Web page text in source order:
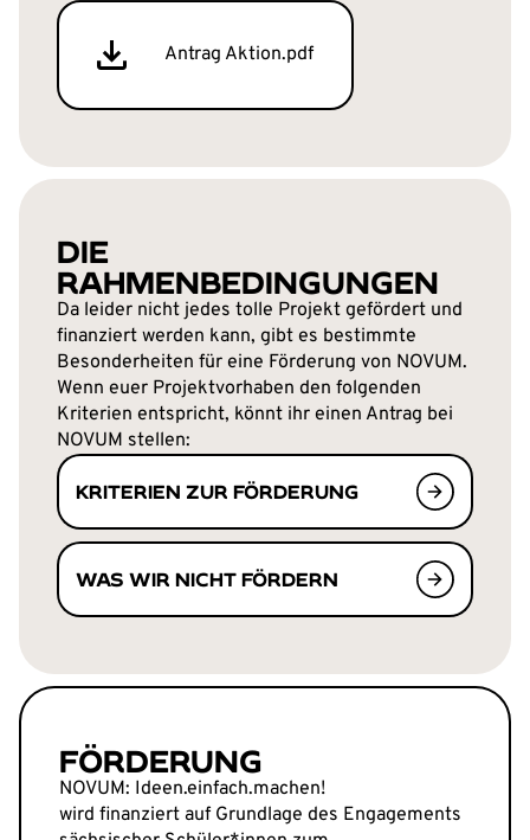
Antrag Aktion.pdf
DIE
RAHMENBEDINGUNGEN
Da leider nicht jedes tolle Projekt gefördert und
finanziert werden kann, gibt es bestimmte
Besonderheiten für eine Förderung von NOVUM.
Wenn euer Projektvorhaben den folgenden
Kriterien entspricht, könnt ihr einen Antrag bei
NOVUM stellen:
KRITERIEN ZUR FÖRDERUNG
WAS WIR NICHT FÖRDERN
FÖRDERUNG
NOVUM: Ideen.einfach.machen!
wird finanziert auf Grundlage des Engagements